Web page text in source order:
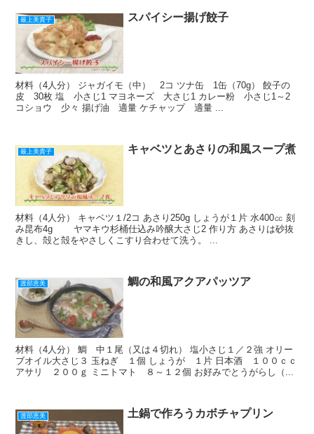
最上美貴子 スパイシー揚げ餃子
材料（4人分） ジャガイモ（中） 2コ ツナ缶 1缶（70g） 餃子の
皮 30枚 塩 小さじ1 マヨネーズ 大さじ1 カレー粉 小さじ1～2
コショウ 少々 揚げ油 適量 ケチャップ 適量 ...
最上美貴子 キャベツとあさりの和風スープ煮
材料（4人分） キャベツ１/2コ あさり250g しょうが１片 水400㏄ 刻
み昆布4g ヤマキウ杉桶仕込み吟醸大さじ2 作り方 あさりは砂抜
きし、殻と殻をやさしくこすり合わせて洗う。 ...
渡部恵美 鯛の和風アクアパッツア
材料（4人分） 鯛 中１尾（又は４切れ） 塩小さじ１／２強 オリー
ブオイル大さじ３ 玉ねぎ １個 しょうが １片 日本酒 １００ｃｃ
アサリ ２００ｇ ミニトマト ８～１２個 お好みでとうがらし（...
渡部恵美 土鍋で作ろうカボチャプリン